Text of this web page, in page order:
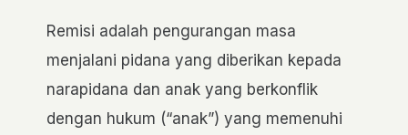
Remisi adalah pengurangan masa
menjalani pidana yang diberikan kepada
narapidana dan anak yang berkonflik
dengan hukum (“anak”) yang memenuhi